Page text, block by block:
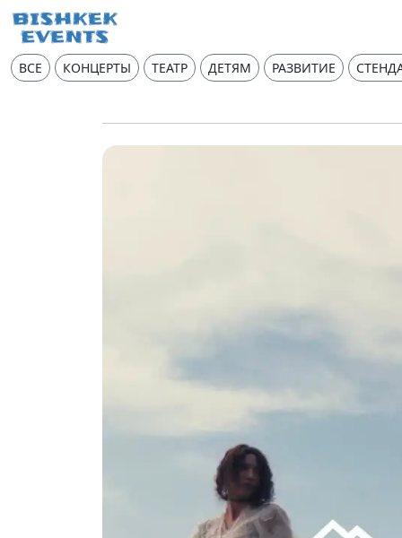
ВСЕ КОНЦЕРТЫ ТЕАТР ДЕТЯМ РАЗВИТИЕ